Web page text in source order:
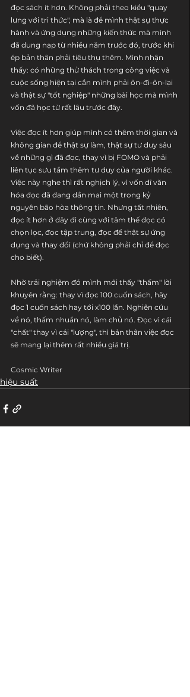
đọc sách ít hơn. Không phải theo kiểu "quay
lưng với tri thức", mà là để mình thật sự thực
hành và ứng dụng những kiến thức mà mình
đã dung nạp từ nhiều năm trước đó, trước khi
ép bản thân phải tiêu thụ thêm. Mình nhận
thấy: có những thử thách trong công việc và
cuộc sống hiện tại cần mình phải ôn-đi-ôn-lại
và thật sự "tốt nghiệp" những bài học mà mình
vốn đã học từ rất lâu trước đây.
Việc đọc ít hơn giúp mình có thêm thời gian và
không gian để thật sự làm, thật sự tư duy sâu
về những gì đã đọc, thay vì bị FOMO và phải
liên tục sưu tầm thêm tư duy của người khác.
Việc này nghe thì rất nghịch lý, vì vốn dĩ văn
hóa đọc đã đang dần mai một trong kỷ
nguyên bão hòa thông tin. Nhưng tất nhiên,
đọc ít hơn ở đây đi cùng với tâm thế đọc có
chọn lọc, đọc tập trung, đọc để thật sự ứng
dụng và thay đổi (chứ không phải chỉ để đọc
cho biết).
Nhờ trải nghiệm đó mình mới thấy "thấm" lời
khuyên rằng: thay vì đọc 100 cuốn sách, hãy
đọc 1 cuốn sách hay tới x100 lần. Nghiên cứu
về nó, thấm nhuần nó, làm chủ nó. Đọc vì cái
"chất" thay vì cái "lượng", thì bản thân việc đọc
sẽ mang lại thêm rất nhiều giá trị.
Cosmic Writer
hiệu suất